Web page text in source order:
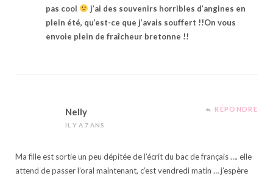
pas cool
j’ai des souvenirs horribles d’angines en
plein été, qu’est-ce que j’avais souffert !!On vous
envoie plein de fraîcheur bretonne !!
Nelly
IL Y A 7 ANS
RÉPONDRE
Ma fille est sortie un peu dépitée de l’écrit du bac de français …. elle
attend de passer l’oral maintenant, c’est vendredi matin … j’espère